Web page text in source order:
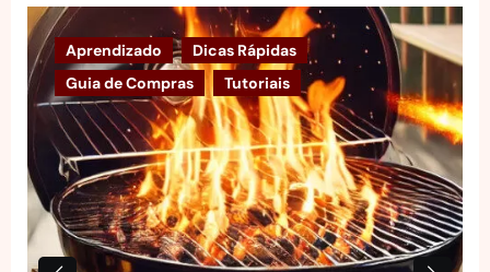
Aprendizado
Dicas Rápidas
Guia de Compras
Tutoriais